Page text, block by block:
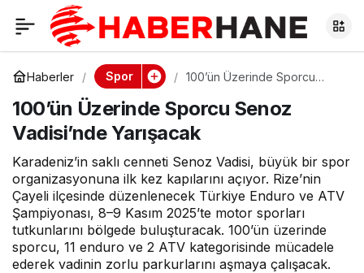
Haberler Spor
100’ün Üzerinde Sporcu
100’ün Üzerinde Sporcu Senoz
Vadisi’nde Yarışacak
Karadeniz’in saklı cenneti Senoz Vadisi, büyük bir spor
organizasyonuna ilk kez kapılarını açıyor. Rize’nin
Çayeli ilçesinde düzenlenecek Türkiye Enduro ve ATV
Şampiyonası, 8–9 Kasım 2025’te motor sporları
tutkunlarını bölgede buluşturacak. 100’ün üzerinde
sporcu, 11 enduro ve 2 ATV kategorisinde mücadele
ederek vadinin zorlu parkurlarını aşmaya çalışacak.
Beşiktaş’ta 4
Futbolcu Sakatlık
Nedeniyle
Antrenmanda Yok
Paylaş